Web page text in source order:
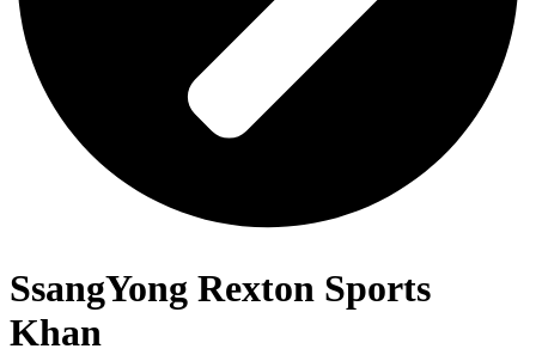
SsangYong Rexton Sports
Khan